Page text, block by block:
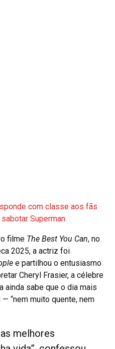
com classe aos fãs
Superman
filme The Best You Can, no
2025, a actriz foi
e partilhou o entusiasmo
Cheryl Frasier, a célebre
ainda sabe que o dia mais
“nem muito quente, nem
melhores